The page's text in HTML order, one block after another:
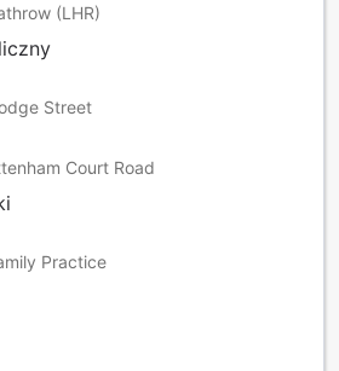
(LHR)
Street
Court Road
Practice